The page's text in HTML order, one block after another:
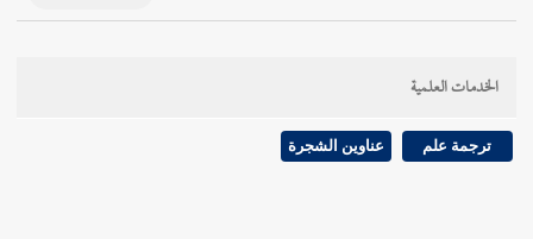
الخدمات العلمية
ترجمة علم عناوين الشجرة